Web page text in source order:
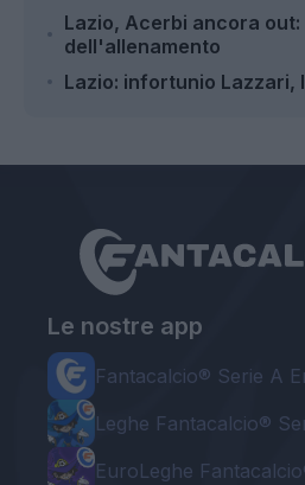
Lazio, Acerbi ancora
dell'allenamento
Lazio: infortunio Lazzari,
Le nostre app
Fantacalcio® Serie A
Leghe Fantacalcio®
EuroLeghe